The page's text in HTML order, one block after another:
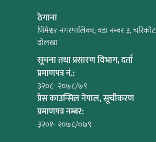
ठेगाना
भिमेश्वर नगरपालिका, वडा नम्बर ३, चरिकोट
दोलखा
सूचना तथा प्रसारण विभाग, दर्ता
प्रमाणपत्र नं.:
३२०८- २०७८/७९
प्रेस काउन्सिल नेपाल, सूचीकरण
प्रमाणपत्र नम्बर:
३२०१- २०७८/०७९